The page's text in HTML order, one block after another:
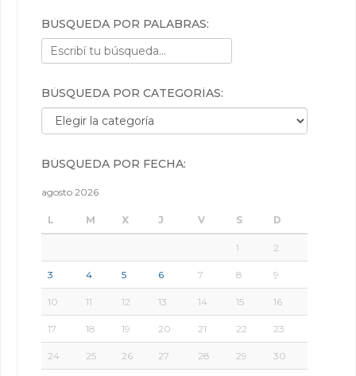
BÚSQUEDA POR PALABRAS:
BÚSQUEDA POR CATEGORÍAS:
Búsqueda por categorías:
BÚSQUEDA POR FECHA:
agosto 2026
L M X J V S D
1 2
3 4 5 6 7 8 9
10 11 12 13 14 15 16
17 18 19 20 21 22 23
24 25 26 27 28 29 30